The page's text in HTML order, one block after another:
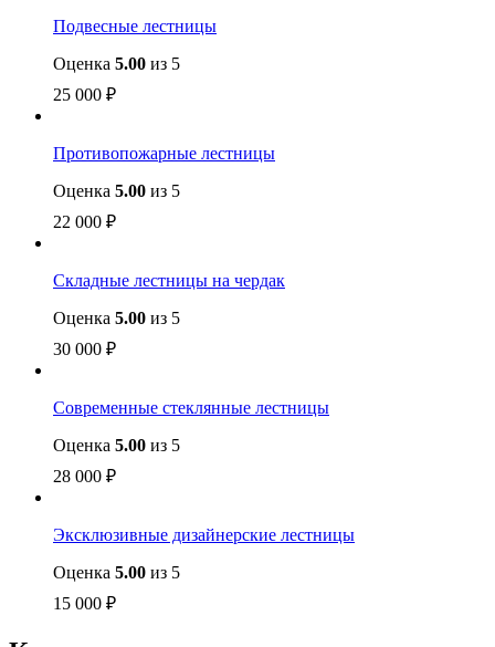
Подвесные лестницы
Оценка 5.00 из 5
25 000 ₽
Противопожарные лестницы
Оценка 5.00 из 5
22 000 ₽
Складные лестницы на чердак
Оценка 5.00 из 5
30 000 ₽
Современные стеклянные лестницы
Оценка 5.00 из 5
28 000 ₽
Эксклюзивные дизайнерские лестницы
Оценка 5.00 из 5
15 000 ₽